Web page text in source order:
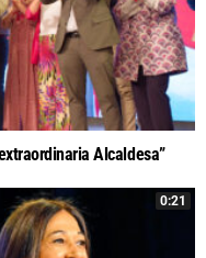
Alcaldesa”
0:21